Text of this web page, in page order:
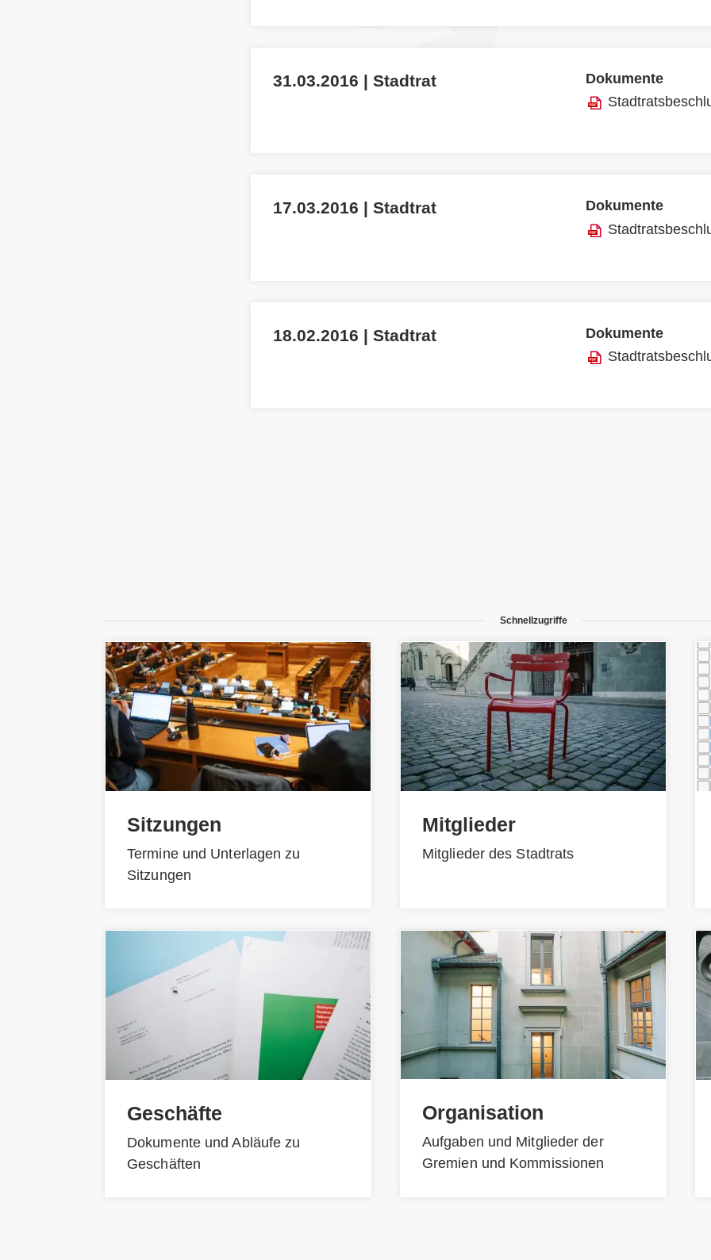
31.03.2016 | Stadtrat
Dokumente
17.03.2016 | Stadtrat
Dokumente
18.02.2016 | Stadtrat
Dokumente
Schnellzugriffe
Sitzungen
Termine und Unterlagen zu
Sitzungen
Geschäfte
Dokumente und Abläufe zu
Geschäften
Mitglieder
Mitglieder des Stadtrats
Organisation
Aufgaben und Mitglieder der
Gremien und Kommissionen